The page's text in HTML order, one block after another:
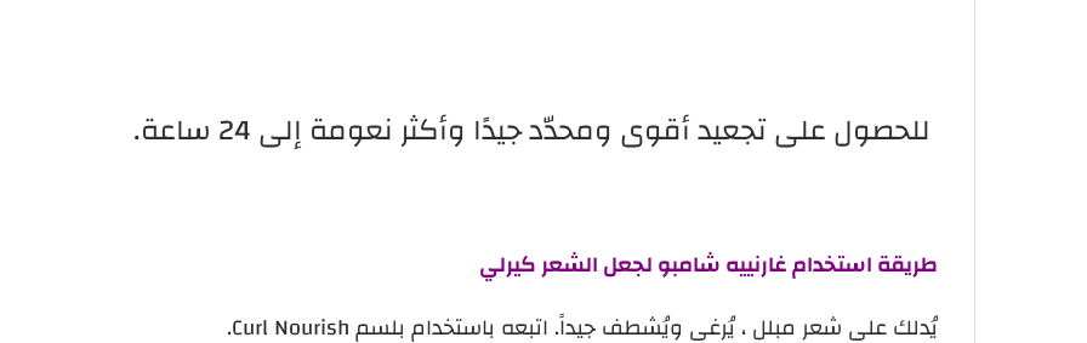
للحصول على تجعيد أقوى ومحدّد جيدًا وأكثر نعومة إلى 24 ساعة.
طريقة استخدام غارنييه شامبو لجعل الشعر كيرلي
يُدلك على شعر مبلل ، يُرغى ويُشطف جيداً. اتبعه باستخدام بلسم Curl Nourish.